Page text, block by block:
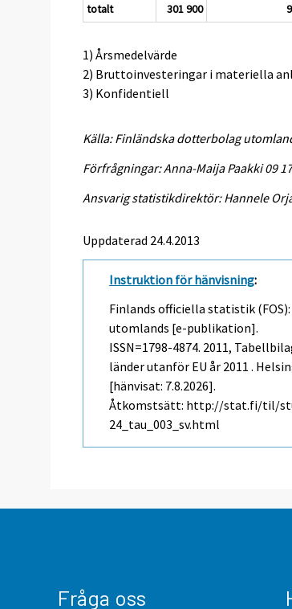
totalt
301 900
1) Årsmedelvärde
2) Bruttoinvesteringar i materiella
3) Konfidentiell
Källa: Finländska dotterbolag
Förfrågningar: Anna-Maija Paakki 09
Ansvarig statistikdirektör: Hannele
Uppdaterad 24.4.2013
Instruktion för hänvisning:
Finlands officiella statistik
utomlands [e-publikation].
ISSN=1798-4874. 2011,
länder utanför EU år 2011 .
[hänvisat: 7.8.2026].
Åtkomstsätt: http://stat.fi/til/
24_tau_003_sv.html
Fråga oss